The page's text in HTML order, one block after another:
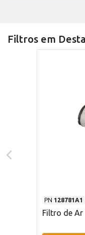
Filtros em
PN 128781A1
Filtro de Ar